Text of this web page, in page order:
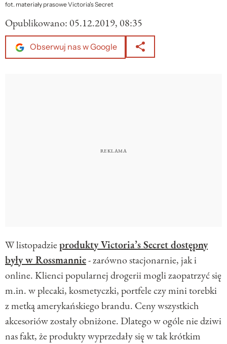
fot. materiały prasowe Victoria's Secret
Opublikowano: 05.12.2019, 08:35
Obserwuj nas w Google
W listopadzieprodukty Victoria’s Secret dostępny
były w Rossmannie- zarówno stacjonarnie, jak i
online. Klienci popularnej drogerii mogli zaopatrzyć się
m.in. w plecaki, kosmetyczki, portfele czy mini torebki
z metką amerykańskiego brandu. Ceny wszystkich
akcesoriów zostały obniżone. Dlatego w ogóle nie dziwi
nas fakt, że produkty wyprzedały się w tak krótkim